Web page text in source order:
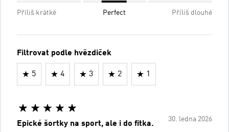
Příliš krátké Perfect Příliš dlouhé
Filtrovat podle hvězdiček
5 4 3 2 1
30. ledna 2026
Epické šortky na sport, ale i do fitka.